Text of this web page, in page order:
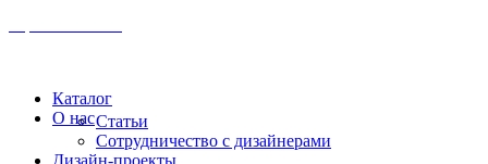
Каталог
О насСтатьи
Сотрудничество с дизайнерами
Дизайн-проекты